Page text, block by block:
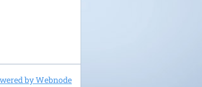
by Webnode